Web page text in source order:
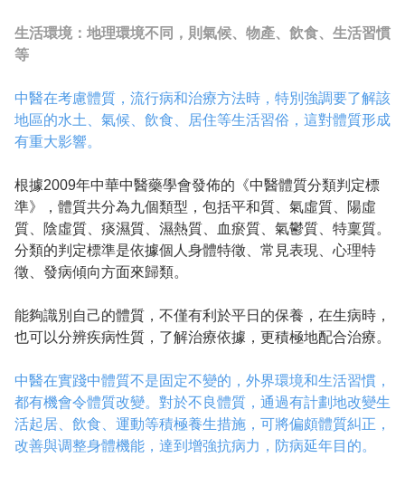
生活環境：地理環境不同，則氣候、物產、飲食、生活習慣
等
中醫在考慮體質，流行病和治療方法時，特別強調要了解該
地區的水土、氣候、飲食、居住等生活習俗，這對體質形成
有重大影響。
根據2009年中華中醫藥學會發佈的《中醫體質分類判定標
準》，體質共分為九個類型，包括平和質、氣虛質、陽虛
質、陰虛質、痰濕質、濕熱質、血瘀質、氣鬱質、特稟質。
分類的判定標準是依據個人身體特徵、常見表現、心理特
徵、發病傾向方面來歸類。
能夠識別自己的體質，不僅有利於平日的保養，在生病時，
也可以分辨疾病性質，了解治療依據，更積極地配合治療。
中醫在實踐中體質不是固定不變的，外界環境和生活習慣，
都有機會令體質改變。對於不良體質，通過有計劃地改變生
活起居、飲食、運動等積極養生措施，可將偏頗體質糾正，
改善與调整身體機能，達到增強抗病力，防病延年目的。